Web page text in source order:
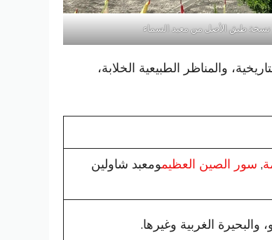
نسخة طبق الأصل من معبد السماء
والمناظر الطبيعية الخلابة،
, سور الصين العظيمومعبد شاولين
الغربية وغيرها.